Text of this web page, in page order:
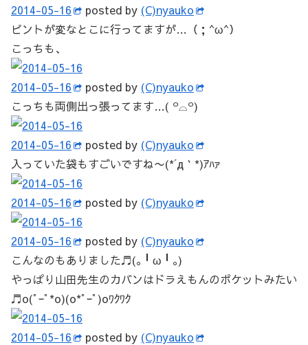
2014-05-16 posted by (C)nyauko
ピントが変なとこに行ってますが…（；^ω^）
こっちも、
2014-05-16 posted by (C)nyauko
こっちも両側出っ張ってます…( ꒪⌓꒪)
2014-05-16 posted by (C)nyauko
入っていた袋もすごいですね〜(*´д｀*)ｱﾊｧ
2014-05-16 posted by (C)nyauko
2014-05-16 posted by (C)nyauko
こんなのもありました♬(｡╹ω╹｡)
やっぱり山田先生のカバンはドラえもんのポケットみたい
♬o(ﾟｰﾟ*o)(o*ﾟｰﾟ)oﾜｸﾜｸ
2014-05-16 posted by (C)nyauko